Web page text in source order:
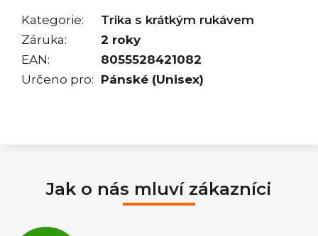
Kategorie:
Trika s krátkým rukávem
Záruka:
2 roky
EAN:
8055528421082
Určeno pro: Pánské (Unisex)
Jak o nás mluví zákazníci